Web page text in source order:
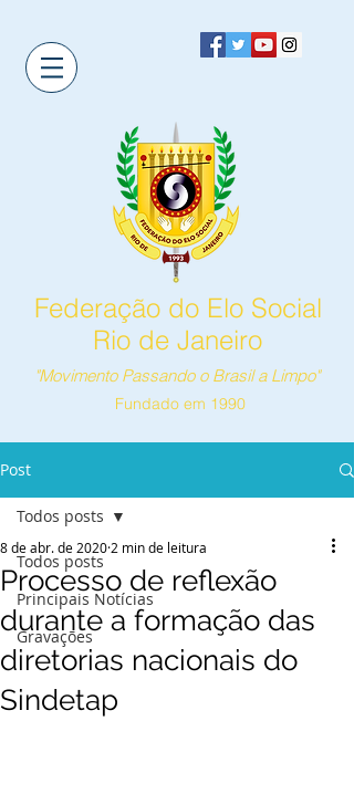
Federação do Elo Social
Rio de Janeiro
"Movimento Passando o Brasil a Limpo"
Fundado em 1990
Post
Todos posts
Principais Notícias
Gravações
Todos posts
Processo de reflexão
durante a formação das
diretorias nacionais do
Sindetap
8 de abr. de 2020 2 min de leitura